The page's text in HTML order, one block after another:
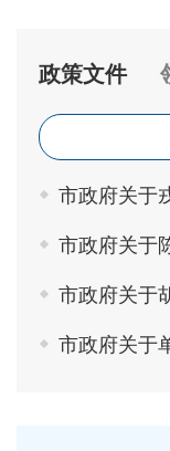
政策文件
市政府关于
市政府关于
市政府关于
市政府关于